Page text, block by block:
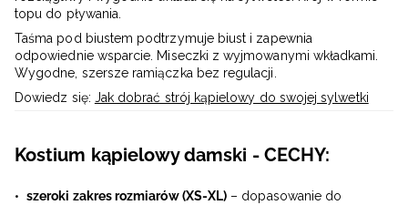
topu do pływania.
Taśma pod biustem podtrzymuje biust i zapewnia
odpowiednie wsparcie. Miseczki z wyjmowanymi wkładkami.
Wygodne, szersze ramiączka bez regulacji.
Dowiedz się: Jak dobrać strój kąpielowy do swojej sylwetki
Kostium kąpielowy damski - CECHY:
szeroki zakres rozmiarów (XS-XL) – dopasowanie do